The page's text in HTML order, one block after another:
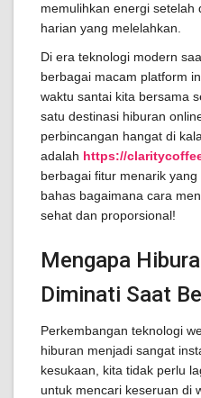
memulihkan energi setelah
harian yang melelahkan.
Di era teknologi modern
berbagai macam platform
waktu santai kita bersama
satu destinasi hiburan
perbincangan hangat di
adalah https://
berbagai fitur menarik
bahas bagaimana cara
sehat dan proporsional!
Mengapa
Diminati Saat
Perkembangan teknologi
hiburan menjadi sangat
kesukaan, kita tidak perlu
untuk mencari keseruan di